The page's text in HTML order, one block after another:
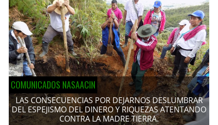
COMUNICADOS NASAACIN
LAS CONSECUENCIAS POR DEJARNOS DESLUMBRAR
DEL ESPEJISMO DEL DINERO Y RIQUEZAS ATENTANDO
CONTRA LA MADRE TIERRA.